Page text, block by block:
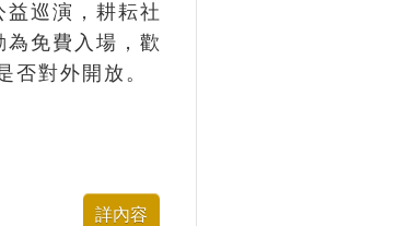
巡演，耕耘社
為免費入場，歡
否對外開放。